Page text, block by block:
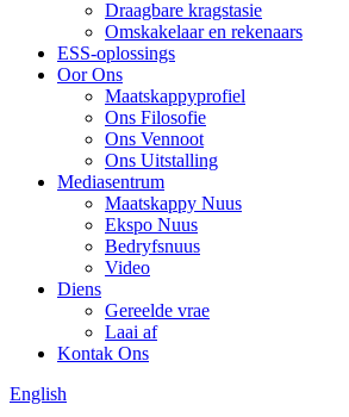
Draagbare kragstasie
Omskakelaar en rekenaars
ESS-oplossings
Oor Ons
Maatskappyprofiel
Ons Filosofie
Ons Vennoot
Ons Uitstalling
Mediasentrum
Maatskappy Nuus
Ekspo Nuus
Bedryfsnuus
Video
Diens
Gereelde vrae
Laai af
Kontak Ons
English